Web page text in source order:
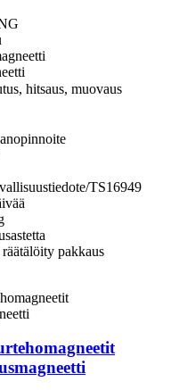
hitsaus, muovaus
TS16949
pakkaus